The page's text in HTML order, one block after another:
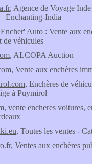
, Agence de Voyage
Enchanting-India
Auto : Vente aux
de véhicules
, ALCOPA Auction
, Vente aux enchères
, Enchères de
à Puymirol
, vente encheres voitures,
, Toutes les ventes -
, Ventes aux enchères